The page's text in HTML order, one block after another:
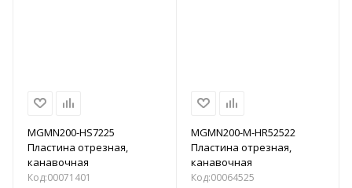
MGMN200-HS7225
Пластина отрезная,
канавочная
Код:00071401
MGMN200-M-HR52522
Пластина отрезная,
канавочная
Код:00064525